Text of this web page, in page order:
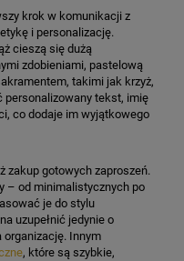
krok w komunikacji z
i personalizację.
cieszą się dużą
zdobieniami, pastelową
takimi jak krzyż,
personalizowany tekst, imię
co dodaje im wyjątkowego
zakup gotowych zaproszeń.
– od minimalistycznych po
je do stylu
uzupełnić jedynie o
organizację. Innym
, które są szybkie,